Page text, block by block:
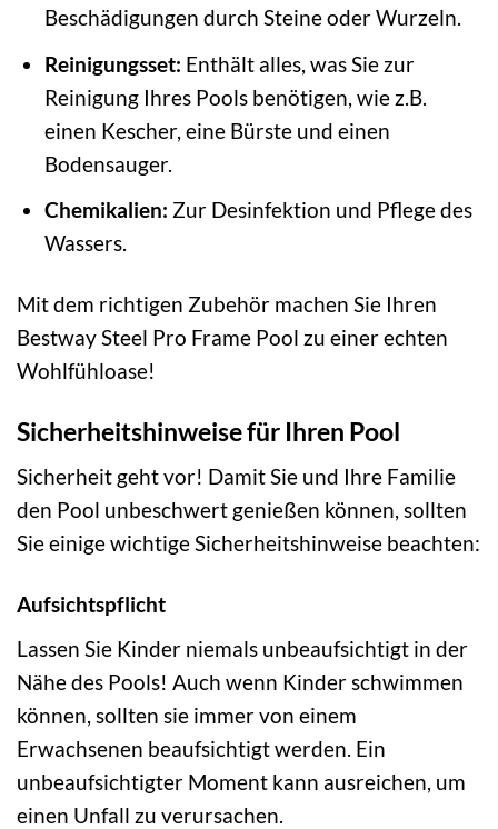
Beschädigungen durch Steine oder Wurzeln.
Reinigungsset: Enthält alles, was Sie zur
Reinigung Ihres Pools benötigen, wie z.B.
einen Kescher, eine Bürste und einen
Bodensauger.
Chemikalien: Zur Desinfektion und Pflege des
Wassers.
Mit dem richtigen Zubehör machen Sie Ihren
Bestway Steel Pro Frame Pool zu einer echten
Wohlfühloase!
Sicherheitshinweise für Ihren Pool
Sicherheit geht vor! Damit Sie und Ihre Familie
den Pool unbeschwert genießen können, sollten
Sie einige wichtige Sicherheitshinweise beachten:
Aufsichtspflicht
Lassen Sie Kinder niemals unbeaufsichtigt in der
Nähe des Pools! Auch wenn Kinder schwimmen
können, sollten sie immer von einem
Erwachsenen beaufsichtigt werden. Ein
unbeaufsichtigter Moment kann ausreichen, um
einen Unfall zu verursachen.